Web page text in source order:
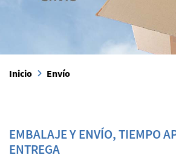
Inicio Envío
EMBALAJE Y ENVÍO, TIEMPO
ENTREGA